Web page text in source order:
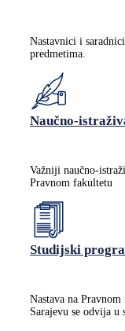
Nastavnici i
predmetima.
Naučno-
Važniji naučno-
Pravnom fakultetu
Studijski
Nastava na
Sarajevu se odvija u